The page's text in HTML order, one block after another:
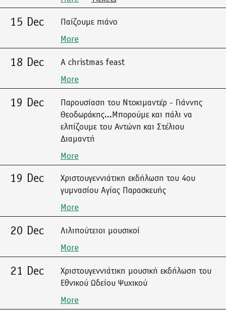
15 Dec
Παίζουμε πιάνο
More
18 Dec
A christmas feast
More
19 Dec
Παρουσίαση του Ντοκιμαντέρ - Γιάννης
Θεοδωράκης...Μπορούμε και πάλι να
ελπίζουμε του Αντώνη και Στέλιου
Διαμαντή
More
19 Dec
Χριστουγεννιάτικη εκδήλωση του 4ου
γυμνασίου Αγίας Παρασκευής
More
20 Dec
Λιλιπούτειοι μουσικοί
More
21 Dec
Χριστουγεννιάτικη μουσική εκδήλωση του
Εθνικού Ωδείου Ψυχικού
More